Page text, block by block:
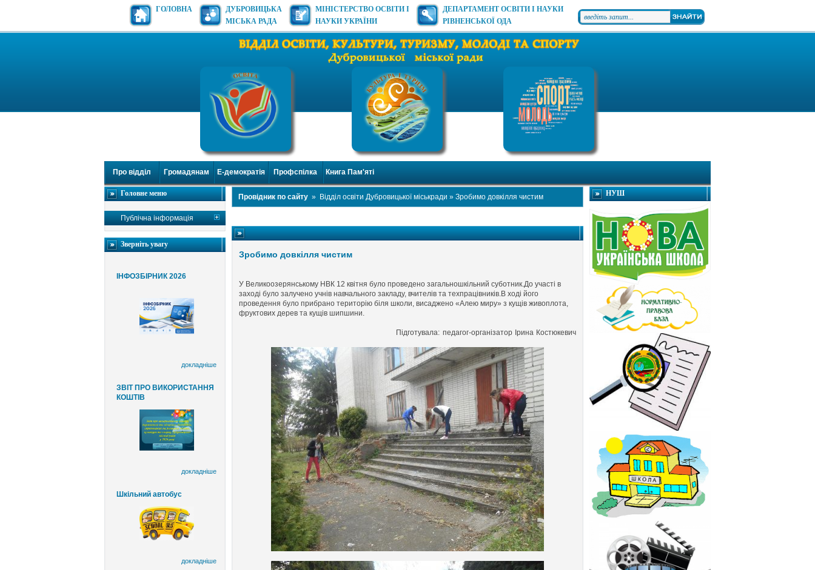
ГОЛОВНА
ДУБРОВИЦЬКА
МІСЬКА РАДА
МІНІСТЕРСТВО ОСВІТИ І
НАУКИ УКРАЇНИ
ДЕПАРТАМЕНТ ОСВІТИ І НАУКИ
РІВНЕНСЬКОЇ ОДА
Про відділ Громадянам Е-демократія Профспілка Книга Пам'яті
Головне меню
Публічна інформація
Зверніть увагу
ІНФОЗБІРНИК 2026
докладніше
ЗВІТ ПРО ВИКОРИСТАННЯ
КОШТІВ
докладніше
Шкільний автобус
докладніше
НУШ
Провідник по сайту » Відділ освіти Дубровицької міськради » Зробимо довкілля чистим
Зробимо довкілля чистим
У Великоозерянському НВК 12 квітня було проведено загальношкільний суботник.До участі в
заході було залучено учнів навчального закладу, вчителів та техпрацівників.В ході його
проведення було прибрано територію біля школи, висаджено «Алею миру» з кущів живоплота,
фруктових дерев та кущів шипшини.
Підготувала: педагог-організатор Ірина Костюкевич